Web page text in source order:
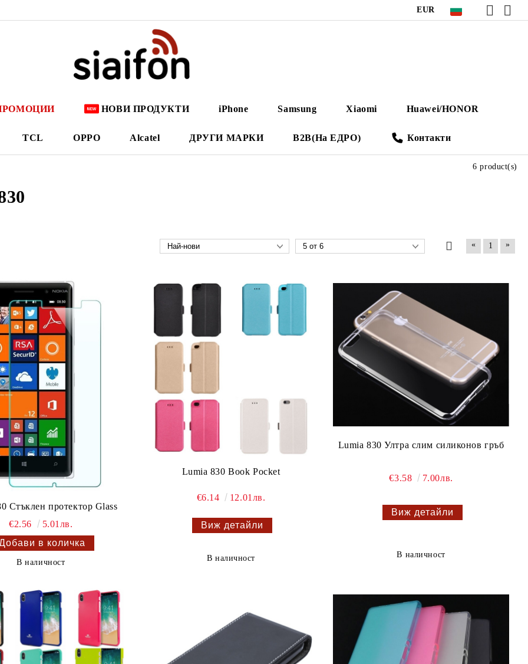
EUR
НОВИ ПРОДУКТИ iPhone Samsung Xiaomi Huawei/HONOR
TCL OPPO Alcatel ДРУГИ МАРКИ B2B(На ЕДРО) Контакти
6 product(s)
« 1 »
Стъклен протектор Glass
€2.56
5.01лв.
В наличност
Lumia 830 Book Pocket
€6.14 12.01лв.
Виж детайли
В наличност
Lumia 830 Ултра слим силиконов гръб
€3.58 7.00лв.
Виж детайли
В наличност